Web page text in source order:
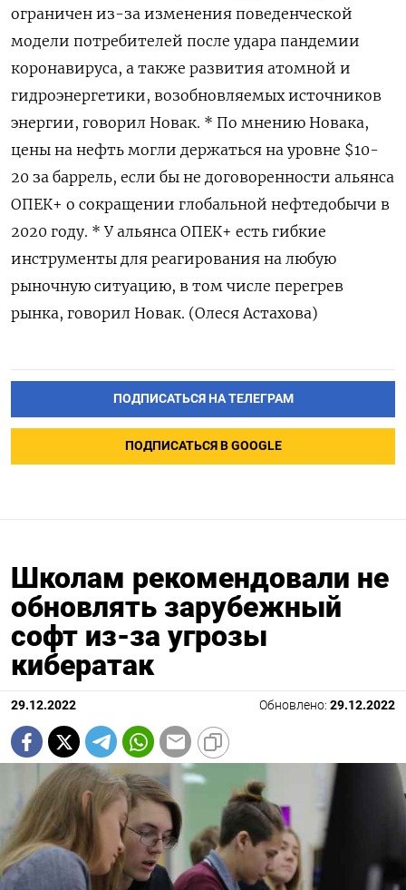
ограничен из-за изменения поведенческой
модели потребителей после удара пандемии
коронавируса, а также развития атомной и
гидроэнергетики, возобновляемых источников
энергии, говорил Новак. * По мнению Новака,
цены на нефть могли держаться на уровне $10-
20 за баррель, если бы не договоренности альянса
ОПЕК+ о сокращении глобальной нефтедобычи в
2020 году. * У альянса ОПЕК+ есть гибкие
инструменты для реагирования на любую
рыночную ситуацию, в том числе перегрев
рынка, говорил Новак. (Олеся Астахова)
ПОДПИСАТЬСЯ НА ТЕЛЕГРАМ
ПОДПИСАТЬСЯ В GOOGLE
Школам рекомендовали не
обновлять зарубежный
софт из-за угрозы
кибератак
29.12.2022 Обновлено: 29.12.2022